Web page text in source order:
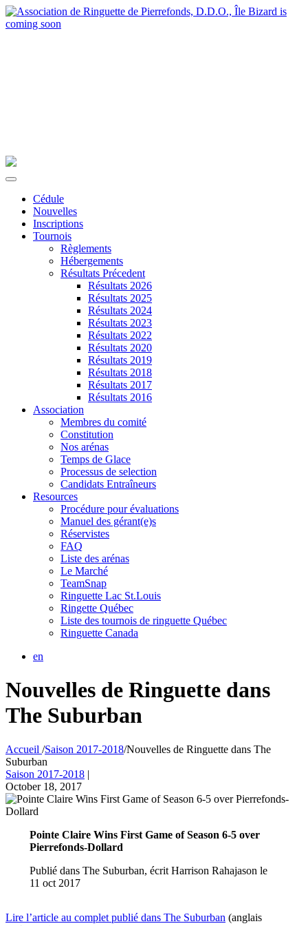
Cédule
Nouvelles
Inscriptions
Tournois
Règlements
Hébergements
Résultats Précedent
Résultats 2026
Résultats 2025
Résultats 2024
Résultats 2023
Résultats 2022
Résultats 2020
Résultats 2019
Résultats 2018
Résultats 2017
Résultats 2016
Association
Membres du comité
Constitution
Nos arénas
Temps de Glace
Processus de selection
Candidats Entraîneurs
Resources
Procédure pour évaluations
Manuel des gérant(e)s
Réservistes
FAQ
Liste des arénas
Le Marché
TeamSnap
Ringuette Lac St.Louis
Ringette Québec
Liste des tournois de ringuette Québec
Ringuette Canada
en
Nouvelles de Ringuette dans
The Suburban
Accueil /Saison 2017-2018/Nouvelles de Ringuette dans The
Suburban
Saison 2017-2018 |
October 18, 2017
Pointe Claire Wins First Game of Season 6-5 over
Pierrefonds-Dollard
Publié dans The Suburban, écrit Harrison Rahajason le
11 oct 2017
Lire l’article au complet publié dans The Suburban (anglais